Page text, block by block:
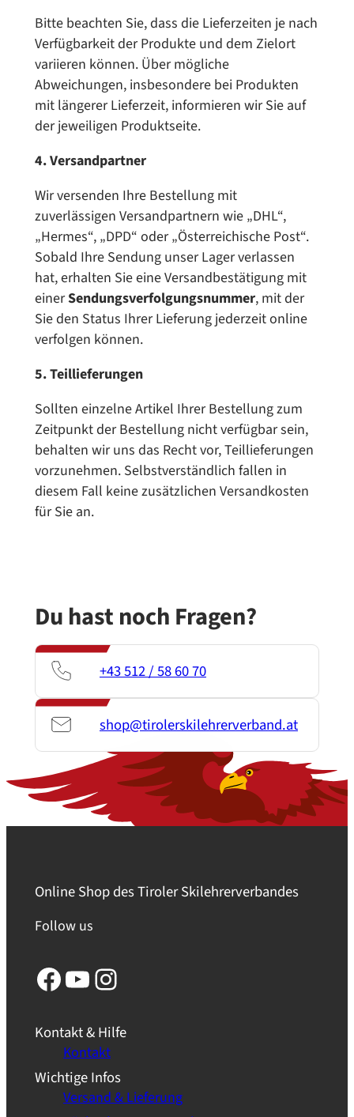
Bitte beachten Sie, dass die Lieferzeiten je nach
Verfügbarkeit der Produkte und dem Zielort
variieren können. Über mögliche
Abweichungen, insbesondere bei Produkten
mit längerer Lieferzeit, informieren wir Sie auf
der jeweiligen Produktseite.
4. Versandpartner
Wir versenden Ihre Bestellung mit
zuverlässigen Versandpartnern wie „DHL“,
„Hermes“, „DPD“ oder „Österreichische Post“.
Sobald Ihre Sendung unser Lager verlassen
hat, erhalten Sie eine Versandbestätigung mit
einerSendungsverfolgungsnummer, mit der
Sie den Status Ihrer Lieferung jederzeit online
verfolgen können.
5. Teillieferungen
Sollten einzelne Artikel Ihrer Bestellung zum
Zeitpunkt der Bestellung nicht verfügbar sein,
behalten wir uns das Recht vor, Teillieferungen
vorzunehmen. Selbstverständlich fallen in
diesem Fall keine zusätzlichen Versandkosten
für Sie an.
Du hast noch Fragen?
+43 512 / 58 60 70
shop@tirolerskilehrerverband.at
Online Shop des Tiroler Skilehrerverbandes
Follow us
Facebook
YouTube
Instagram
Kontakt & Hilfe
Kontakt
Wichtige Infos
Versand & Lieferung